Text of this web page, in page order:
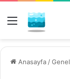
Menü
Anasayfa /Genel